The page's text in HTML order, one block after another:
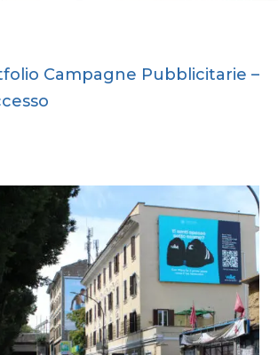
Campagne Pubblicitarie –